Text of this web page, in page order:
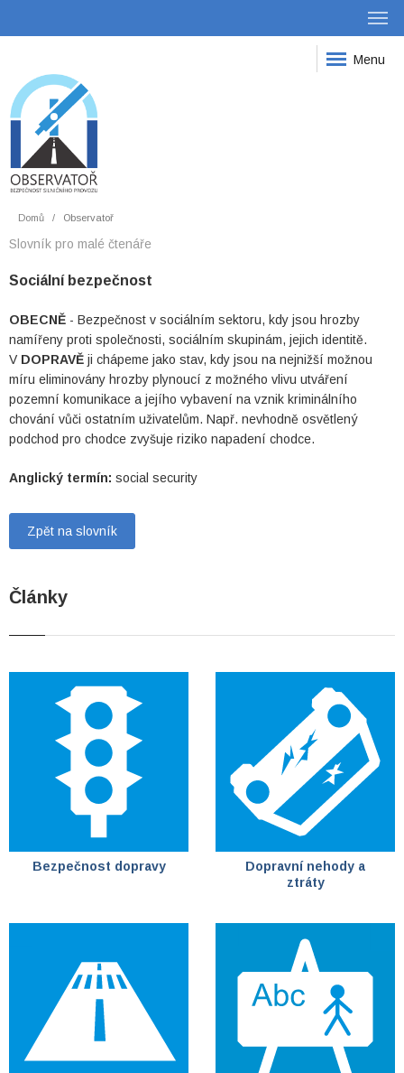
Menu
Domů Observatoř
Slovník pro malé čtenáře
Sociální bezpečnost
OBECNĚ - Bezpečnost v sociálním sektoru, kdy jsou hrozby
namířeny proti společnosti, sociálním skupinám, jejich identitě.
V DOPRAVĚ ji chápeme jako stav, kdy jsou na nejnižší možnou
míru eliminovány hrozby plynoucí z možného vlivu utváření
pozemní komunikace a jejího vybavení na vznik kriminálního
chování vůči ostatním uživatelům. Např. nevhodně osvětlený
podchod pro chodce zvyšuje riziko napadení chodce.
Anglický termín: social security
Zpět na slovník
Články
Bezpečnost dopravy
Dopravní nehody a
ztráty